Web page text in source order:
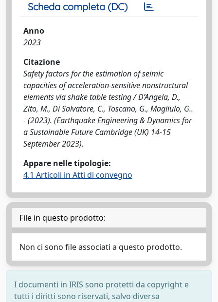
Scheda completa (DC)
Anno
2023
Citazione
Safety factors for the estimation of seimic
capacities of acceleration-sensitive nonstructural
elements via shake table testing / D’Angela, D.,
Zito, M., Di Salvatore, C., Toscano, G., Magliulo, G..
- (2023). (Earthquake Engineering & Dynamics for
a Sustainable Future Cambridge (UK) 14-15
September 2023).
Appare nelle tipologie:
4.1 Articoli in Atti di convegno
File in questo prodotto:
Non ci sono file associati a questo prodotto.
I documenti in IRIS sono protetti da copyright e
tutti i diritti sono riservati, salvo diversa